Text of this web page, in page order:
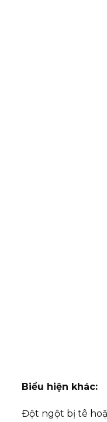
Biểu hiện khác:
Đột ngột bị tê